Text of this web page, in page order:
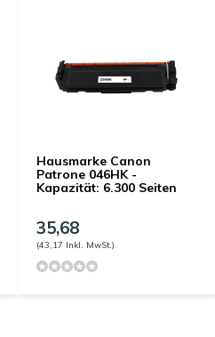
Hausmarke Canon
Patrone 046HK -
Kapazität: 6.300 Seiten
35,68
(43,17 Inkl. MwSt.)